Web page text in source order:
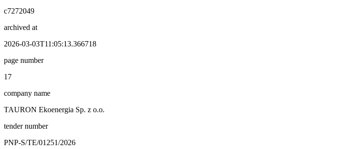
c7272049
archived at
2026-03-03T11:05:13.366718
page number
17
company name
TAURON Ekoenergia Sp. z o.o.
tender number
PNP-S/TE/01251/2026